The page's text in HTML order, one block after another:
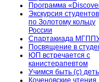
Программа
Экскурсия
по Золотому кольцу
России
Спартакиада
Посвящение в
ЮП встречается с
канистерапевтом
Учимся быть (с)
Коченовские чтения